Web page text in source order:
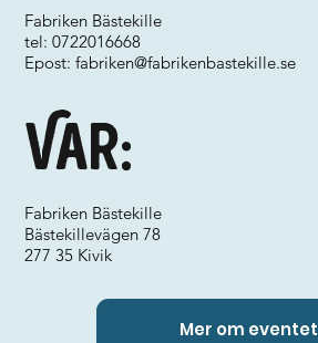
Var:
Fabriken Bästekille
tel: 0722016668
Epost:fabriken@fabrikenbastekille.se
Fabriken Bästekille
Bästekillevägen 78
277 35 Kivik
Mer om eventet